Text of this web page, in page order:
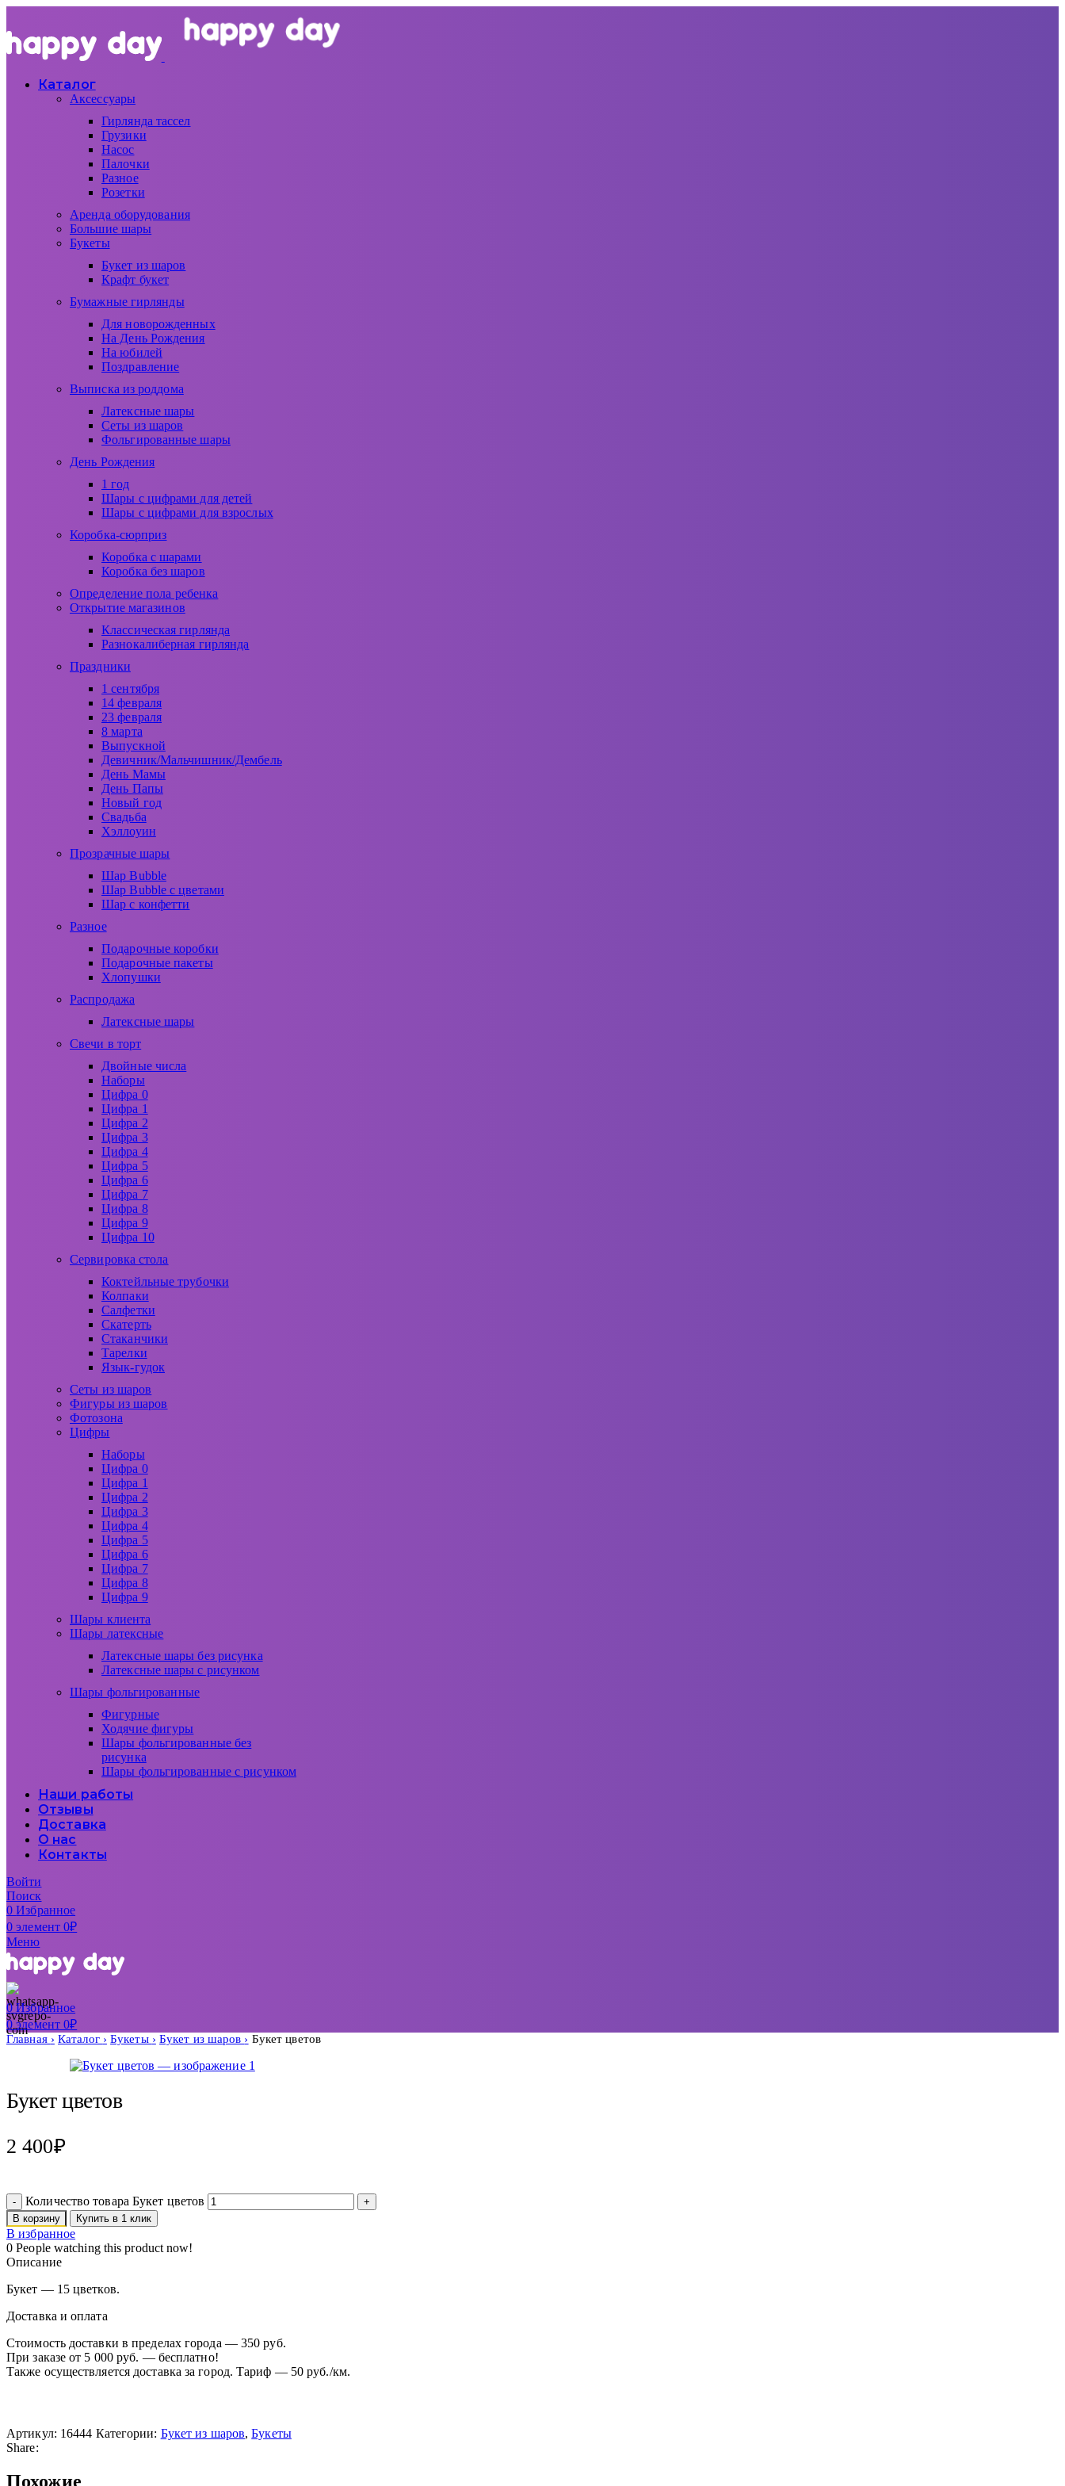
Каталог
Аксессуары
Гирлянда тассел
Грузики
Насос
Палочки
Разное
Розетки
Аренда оборудования
Большие шары
Букеты
Букет из шаров
Крафт букет
Бумажные гирлянды
Для новорожденных
На День Рождения
На юбилей
Поздравление
Выписка из роддома
Латексные шары
Сеты из шаров
Фольгированные шары
День Рождения
1 год
Шары с цифрами для детей
Шары с цифрами для взрослых
Коробка-сюрприз
Коробка с шарами
Коробка без шаров
Определение пола ребенка
Открытие магазинов
Классическая гирлянда
Разнокалиберная гирлянда
Праздники
1 сентября
14 февраля
23 февраля
8 марта
Выпускной
Девичник/Мальчишник/Дембель
День Мамы
День Папы
Новый год
Свадьба
Хэллоуин
Прозрачные шары
Шар Bubble
Шар Bubble с цветами
Шар с конфетти
Разное
Подарочные коробки
Подарочные пакеты
Хлопушки
Распродажа
Латексные шары
Свечи в торт
Двойные числа
Наборы
Цифра 0
Цифра 1
Цифра 2
Цифра 3
Цифра 4
Цифра 5
Цифра 6
Цифра 7
Цифра 8
Цифра 9
Цифра 10
Сервировка стола
Коктейльные трубочки
Колпаки
Салфетки
Скатерть
Стаканчики
Тарелки
Язык-гудок
Сеты из шаров
Фигуры из шаров
Фотозона
Цифры
Наборы
Цифра 0
Цифра 1
Цифра 2
Цифра 3
Цифра 4
Цифра 5
Цифра 6
Цифра 7
Цифра 8
Цифра 9
Шары клиента
Шары латексные
Латексные шары без рисунка
Латексные шары с рисунком
Шары фольгированные
Фигурные
Ходячие фигуры
Шары фольгированные без
рисунка
Шары фольгированные с рисунком
Наши работы
Отзывы
Доставка
О нас
Контакты
Войти
Поиск
0Избранное
0элемент 0₽
Меню
0Избранное
0элемент 0₽
Главная Каталог Букеты Букет из шаров Букет цветов
Букет цветов
2 400₽
Количество товара Букет цветов
В корзину Купить в 1 клик
В избранное
0 People watching this product now!
Описание
Букет — 15 цветков.
Доставка и оплата
Стоимость доставки в пределах города — 350 руб.
При заказе от 5 000 руб. — бесплатно!
Также осуществляется доставка за город. Тариф — 50 руб./км.
Артикул: 16444 Категории: Букет из шаров, Букеты
Share:
Похожие